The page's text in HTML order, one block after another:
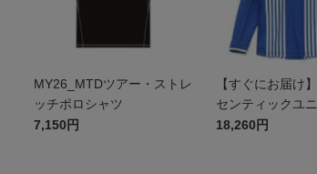
MY26_MTDツアー・ストレ
ッチポロシャツ
7,150円
【すぐにお届け
センティックユ
FP1st（長袖）
18,260円